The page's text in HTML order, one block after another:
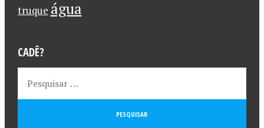
truque água
CADÊ?